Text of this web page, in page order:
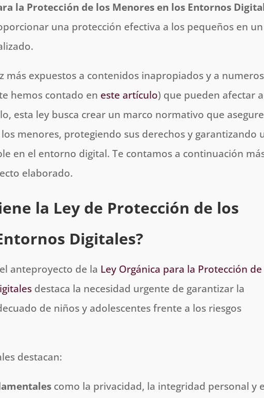
la Protección de los Menores en los Entornos
una protección efectiva a los pequeños en un
más expuestos a contenidos inapropiados y a
hemos contado en este artículo) que pueden afectar
esta ley busca crear un marco normativo que
menores, protegiendo sus derechos y garantizando
en el entorno digital. Te contamos a continuación
elaborado.
la Ley de Protección de los
Digitales?
anteproyecto de la Ley Orgánica para la Protección
destaca la necesidad urgente de garantizar la
de niños y adolescentes frente a los riesgos
destacan:
como la privacidad, la integridad personal y